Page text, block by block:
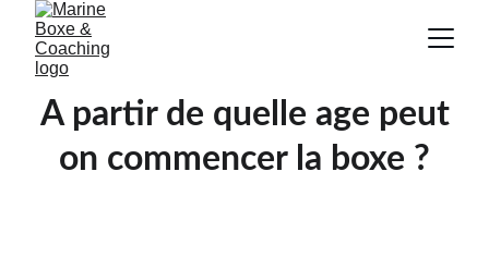
A partir de quelle age peut
on commencer la boxe ?